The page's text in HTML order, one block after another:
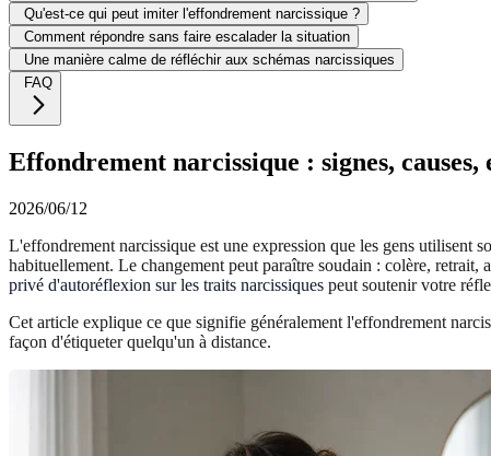
Qu'est-ce qui peut imiter l'effondrement narcissique ?
Comment répondre sans faire escalader la situation
Une manière calme de réfléchir aux schémas narcissiques
FAQ
Effondrement narcissique : signes, causes,
2026/06/12
L'effondrement narcissique est une expression que les gens utilisent
habituellement. Le changement peut paraître soudain : colère, retrait,
privé d'autoréflexion sur les traits narcissiques peut soutenir votre
Cet article explique ce que signifie généralement l'effondrement
façon d'étiqueter quelqu'un à distance.